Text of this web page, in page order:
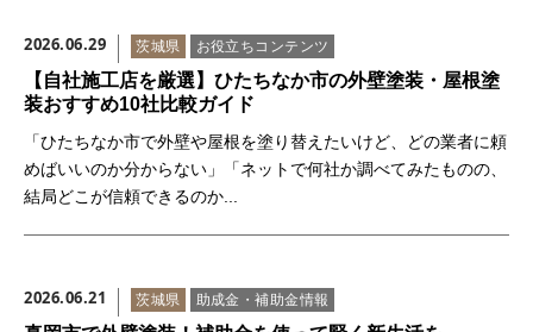
2026.06.29 茨城県 お役立ちコンテンツ
【自社施工店を厳選】ひたちなか市の外壁塗装・屋根塗
装おすすめ10社比較ガイド
「ひたちなか市で外壁や屋根を塗り替えたいけど、どの業者に頼
めばいいのか分からない」「ネットで何社か調べてみたものの、
結局どこが信頼できるのか...
2026.06.21 茨城県 助成金・補助金情報